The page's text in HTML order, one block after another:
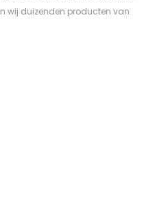
wij duizenden producten van